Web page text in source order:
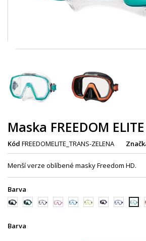
Maska FREEDOM ELITE
Kód FREEDOMELITE_TRANS-ZELENA
Menší verze oblíbené masky Freedom HD.
Barva
černá/černá/zelená
trans/trans/růžová
trans/modrá
trans/černá/fialová
trans/
Barva